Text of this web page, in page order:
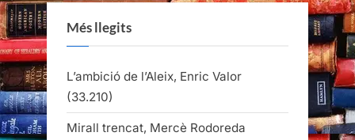
Més llegits
L’ambició de l’Aleix, Enric Valor
(33.210)
Mirall trencat, Mercè Rodoreda